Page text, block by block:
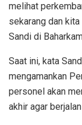
melihat
sekarang dan
Sandi di
Saat ini, kata
mengamankan
personel akan
akhir agar